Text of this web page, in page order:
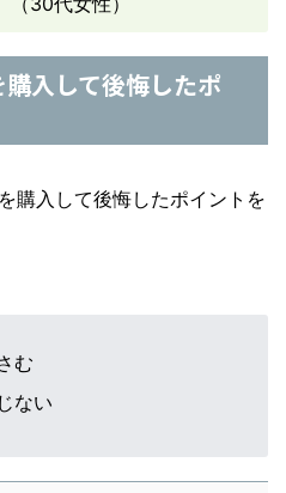
入して後悔したポ
購入して後悔したポイントを
む
ない